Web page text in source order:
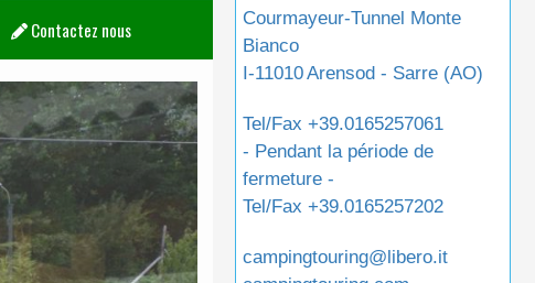
Contactez nous
Courmayeur-Tunnel Monte
Bianco
I-11010Arensod - Sarre (AO)
Tel/Fax+39.0165257061
- Pendant la période de
fermeture -
Tel/Fax+39.0165257202
campingtouring@libero.it